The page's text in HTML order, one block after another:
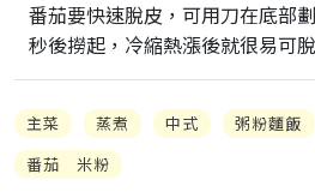
番茄要快速脫皮，可用刀在底部
秒後撈起，冷縮熱漲後就很易可
主菜 蒸煮 中式 粥粉麵飯
番茄 米粉